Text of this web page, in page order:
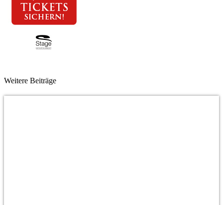
Weitere Beiträge